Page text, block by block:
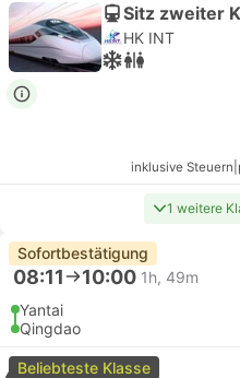
Sitz zweiter
HK INT
inklusive Steuern
1 weitere
Sofortbestätigung
08:11 10:00 1h, 49m
Yantai
Qingdao
Beliebteste Klasse